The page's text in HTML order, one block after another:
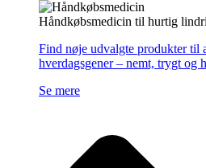
Håndkøbsmedicin til hurtig
Find nøje udvalgte produkter til
hverdagsgener – nemt, trygt og
Se mere